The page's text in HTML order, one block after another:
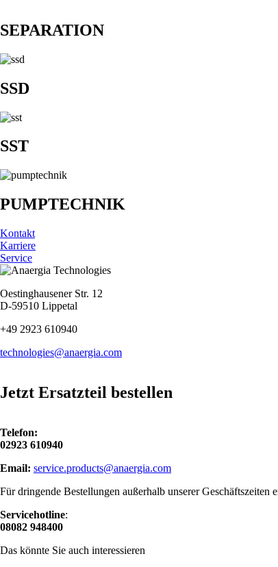
SEPARATION
SSD
SST
PUMPTECHNIK
Kontakt
Karriere
Service
Oestinghausener Str. 12
D-59510 Lippetal
+49 2923 610940
technologies@anaergia.com
Jetzt Ersatzteil bestellen
Telefon:
02923 610940
Email: service.products@anaergia.com
Für dringende Bestellungen außerhalb unserer Geschäftszeiten
Servicehotline:
08082 948400
Das könnte Sie auch interessieren